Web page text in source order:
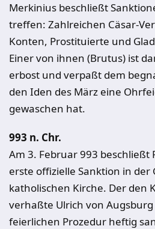
Merkinius beschließt
treffen: Zahlreichen Cäsar-
Konten, Prostituierte und
Einer von ihnen (Brutus) ist
erbost und verpaßt dem
den Iden des März eine
gewaschen hat.
993 n. Chr.
Am 3. Februar 993 beschließt
erste offizielle Sanktion in der
katholischen Kirche. Der den
verhaßte Ulrich von
feierlichen Prozedur heftig